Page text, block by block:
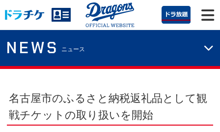
NEWS ニュース
名古屋市のふるさと納税返礼品として観
戦チケットの取り扱いを開始